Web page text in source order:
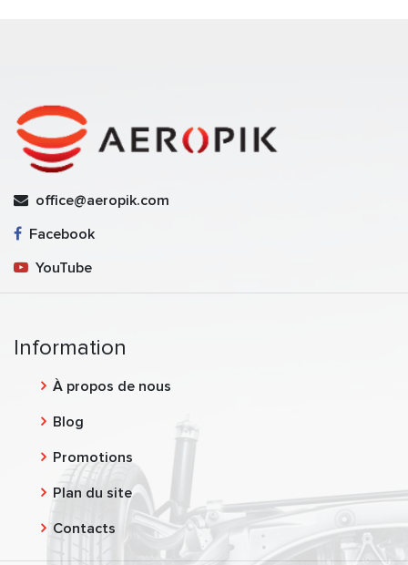
office@aeropik.com
Facebook
YouTube
Information
À propos de nous
Blog
Promotions
Plan du site
Contacts